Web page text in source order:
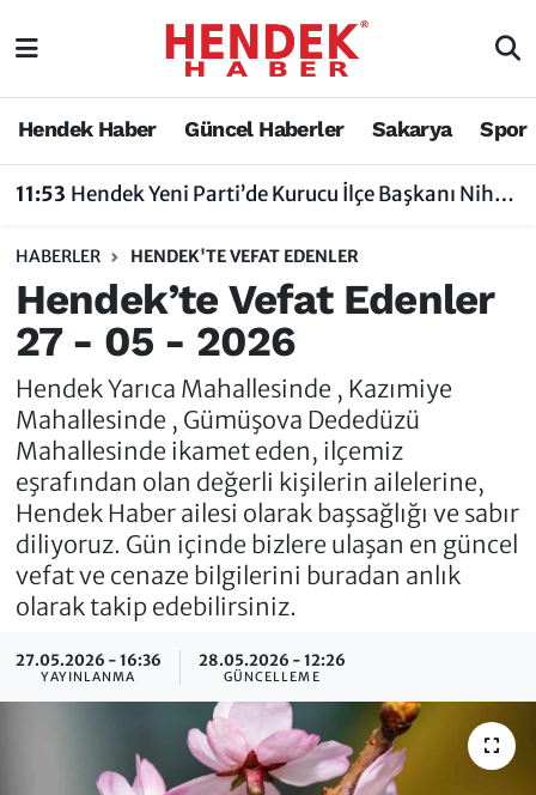
Hendek Haber Güncel Haberler Sakarya Spor
11:53 Hendek Yeni Parti’de Kurucu İlçe Başkanı Nihat Bayraktar Oldu
HABERLER HENDEK'TE VEFAT EDENLER
Hendek’te Vefat Edenler
27 - 05 - 2026
Hendek Yarıca Mahallesinde , Kazımiye
Mahallesinde , Gümüşova Dededüzü
Mahallesinde ikamet eden, ilçemiz
eşrafından olan değerli kişilerin ailelerine,
Hendek Haber ailesi olarak başsağlığı ve sabır
diliyoruz. Gün içinde bizlere ulaşan en güncel
vefat ve cenaze bilgilerini buradan anlık
olarak takip edebilirsiniz.
27.05.2026 - 16:36
YAYINLANMA
28.05.2026 - 12:26
GÜNCELLEME
Hendek Haber
Nöbetçi Eczaneler
Vefat Edenler
Hendek Haber
Hakkında
Hendek Haber Reklam Servisi
Künye
İletişim
Sakarya Nöbetçi Eczaneler
Sakarya Trafik Yoğunluk Haritası
Tüm Manşetler
Son Dakika Haberleri
Haber Arşivi